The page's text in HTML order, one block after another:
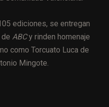
ediciones, se entregan
ABCy rinden homenaje
como Torcuato Luca de
Mingote.